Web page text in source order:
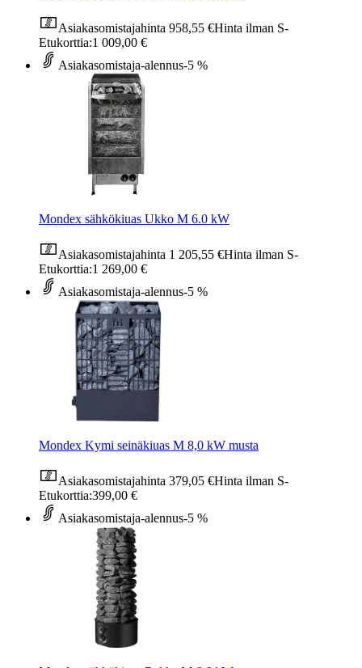
Asiakasomistajahinta 958,55 €Hinta ilman S-
Etukorttia:1 009,00 €
Asiakasomistaja-alennus-5 %
Mondex sähkökiuas Ukko M 6.0 kW
Asiakasomistajahinta 1 205,55 €Hinta ilman S-
Etukorttia:1 269,00 €
Asiakasomistaja-alennus-5 %
Mondex Kymi seinäkiuas M 8,0 kW musta
Asiakasomistajahinta 379,05 €Hinta ilman S-
Etukorttia:399,00 €
Asiakasomistaja-alennus-5 %